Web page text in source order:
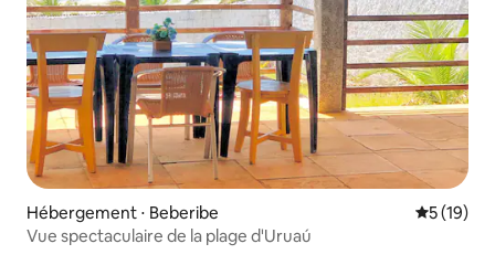
Hébergement ⋅ Beberibe
5 (19)
Vue spectaculaire de la plage d'Uruaú